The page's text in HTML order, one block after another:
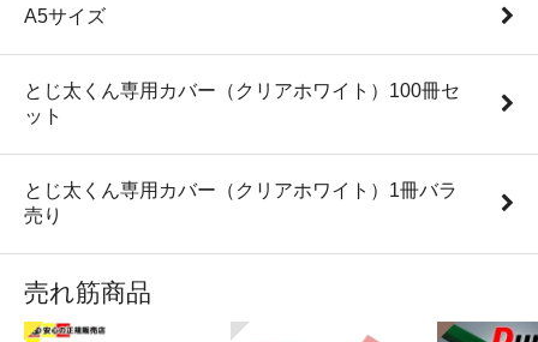
A5サイズ
とじ太くん専用カバー（クリアホワイト）100冊セ
ット
とじ太くん専用カバー（クリアホワイト）1冊バラ
売り
売れ筋商品